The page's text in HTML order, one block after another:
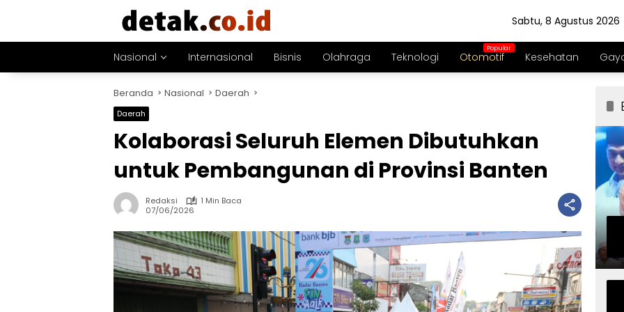
Sabtu, 8 Agustus 2026
Nasional Internasional Bisnis Olahraga Teknologi Otomotif Kesehatan
Beranda Nasional Daerah
Daerah
Kolaborasi Seluruh Elemen Dibutuhkan
untuk Pembangunan di Provinsi Banten
Redaksi
1 Min Baca
07/06/2026